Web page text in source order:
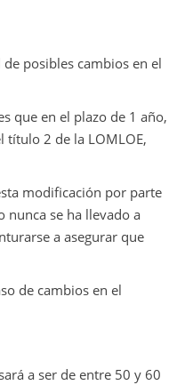
posibles cambios en el
que en el plazo de 1 año,
título 2 de la LOMLOE,
modificación por parte
nunca se ha llevado a
a asegurar que
de cambios en el
a ser de entre 50 y 60